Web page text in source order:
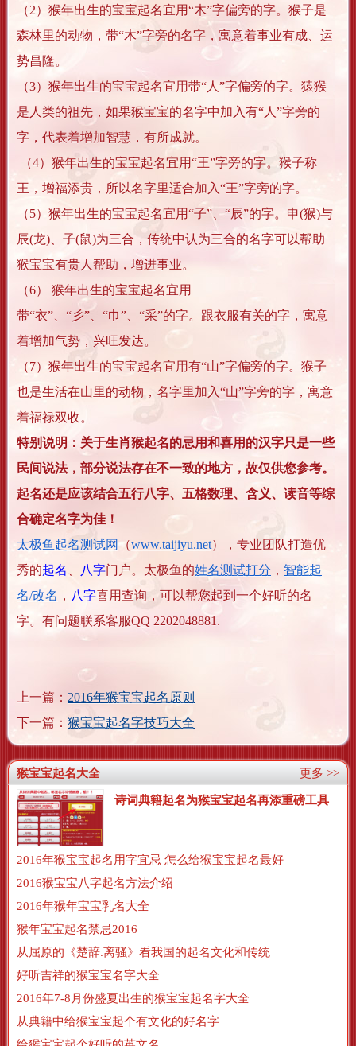
（2）猴年出生的宝宝起名宜用“木”字偏旁的字。猴子是
森林里的动物，带“木”字旁的名字，寓意着事业有成、运
势昌隆。
（3）猴年出生的宝宝起名宜用带“人”字偏旁的字。猿猴
是人类的祖先，如果猴宝宝的名字中加入有“人”字旁的
字，代表着增加智慧，有所成就。
（4）猴年出生的宝宝起名宜用“王”字旁的字。猴子称
王，增福添贵，所以名字里适合加入“王”字旁的字。
（5）猴年出生的宝宝起名宜用“子”、“辰”的字。申(猴)与
辰(龙)、子(鼠)为三合，传统中认为三合的名字可以帮助
猴宝宝有贵人帮助，增进事业。
（6） 猴年出生的宝宝起名宜用
带“衣”、“彡”、“巾”、“采”的字。跟衣服有关的字，寓意
着增加气势，兴旺发达。
（7）猴年出生的宝宝起名宜用有“山”字偏旁的字。猴子
也是生活在山里的动物，名字里加入“山”字旁的字，寓意
着福禄双收。
特别说明：关于生肖猴起名的忌用和喜用的汉字只是一些
民间说法，部分说法存在不一致的地方，故仅供您参考。
起名还是应该结合五行八字、五格数理、含义、读音等综
合确定名字为佳！
太极鱼起名测试网（www.taijiyu.net），专业团队打造优
秀的起名 八字门户。太极鱼的姓名测试打分 ， 智能起
名/改名 ， 八字喜用查询，可以帮您起到一个好听的名
字。有问题联系客服QQ 2202048881.
上一篇： 2016年猴宝宝起名原则
下一篇： 猴宝宝起名字技巧大全
更多 >>
猴宝宝起名大全
诗词典籍起名为猴宝宝起名再添重磅工具
2016年猴宝宝起名用字宜忌 怎么给猴宝宝起名最好
2016猴宝宝八字起名方法介绍
2016年猴年宝宝乳名大全
猴年宝宝起名禁忌2016
从屈原的《楚辞.离骚》看我国的起名文化和传统
好听吉祥的猴宝宝名字大全
2016年7-8月份盛夏出生的猴宝宝起名字大全
从典籍中给猴宝宝起个有文化的好名字